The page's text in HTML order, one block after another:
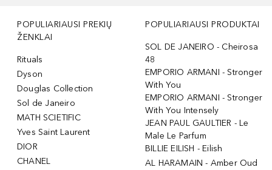
POPULIARIAUSI PREKIŲ
ŽENKLAI
Rituals
Dyson
Douglas Collection
Sol de Janeiro
MATH SCIETIFIC
Yves Saint Laurent
DIOR
CHANEL
POPULIARIAUSI PRODUKTAI
SOL DE JANEIRO - Cheirosa
48
EMPORIO ARMANI - Stronger
With You
EMPORIO ARMANI - Stronger
With You Intensely
JEAN PAUL GAULTIER - Le
Male Le Parfum
BILLIE EILISH - Eilish
AL HARAMAIN - Amber Oud